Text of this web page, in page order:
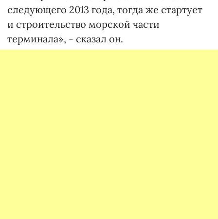
следующего 2013 года, тогда же стартует
и строительство морской части
терминала», - сказал он.